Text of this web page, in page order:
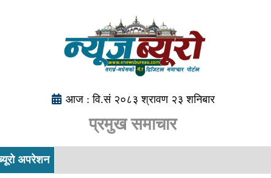
आज : वि.सं २०८३ श्रावण २३ शनिबार
प्रमुख समाचार
अपरेशन